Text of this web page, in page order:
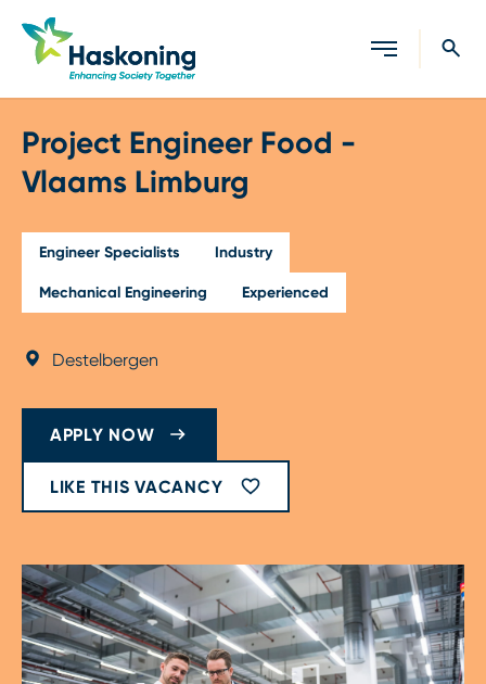
Close search
Project Engineer Food -
Vlaams Limburg
Engineer Specialists Industry
Mechanical Engineering Experienced
Destelbergen
APPLY NOW
LIKE THIS VACANCY